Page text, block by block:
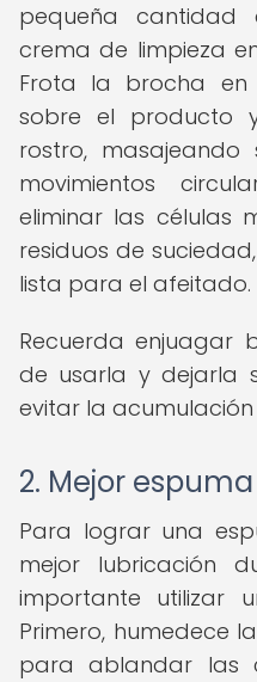
pequeña
crema de limpieza
Frota la brocha en
sobre el producto
rostro,
movimientos
eliminar las células
residuos de
lista para el afeitado.
Recuerda enjuagar
de usarla y dejarla
evitar la
2. Mejor
Para lograr una
mejor lubricación
importante utilizar
Primero, humedece
para ablandar las